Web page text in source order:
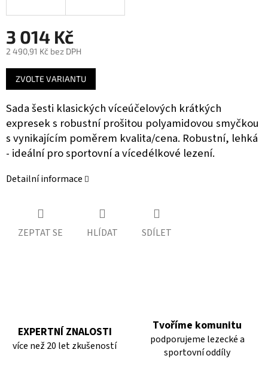
3 014 Kč
2 490,91 Kč bez DPH
Měrná
cena:
ZVOLTE VARIANTU
Sada šesti klasických víceúčelových krátkých
expresek s robustní prošitou polyamidovou smyčkou
s vynikajícím poměrem kvalita/cena. Robustní, lehká
- ideální pro sportovní a vícedélkové lezení.
Detailní informace
ZEPTAT SE HLÍDAT SDÍLET
EXPERTNÍ ZNALOSTI
více než 20 let zkušeností
Tvoříme komunitu
podporujeme lezecké a
sportovní oddíly